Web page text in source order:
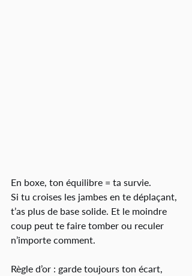
En boxe, ton équilibre = ta survie.
Si tu croises les jambes en te déplaçant,
t’as plus de base solide. Et le moindre
coup peut te faire tomber ou reculer
n’importe comment.
Règle d’or : garde toujours ton écart,